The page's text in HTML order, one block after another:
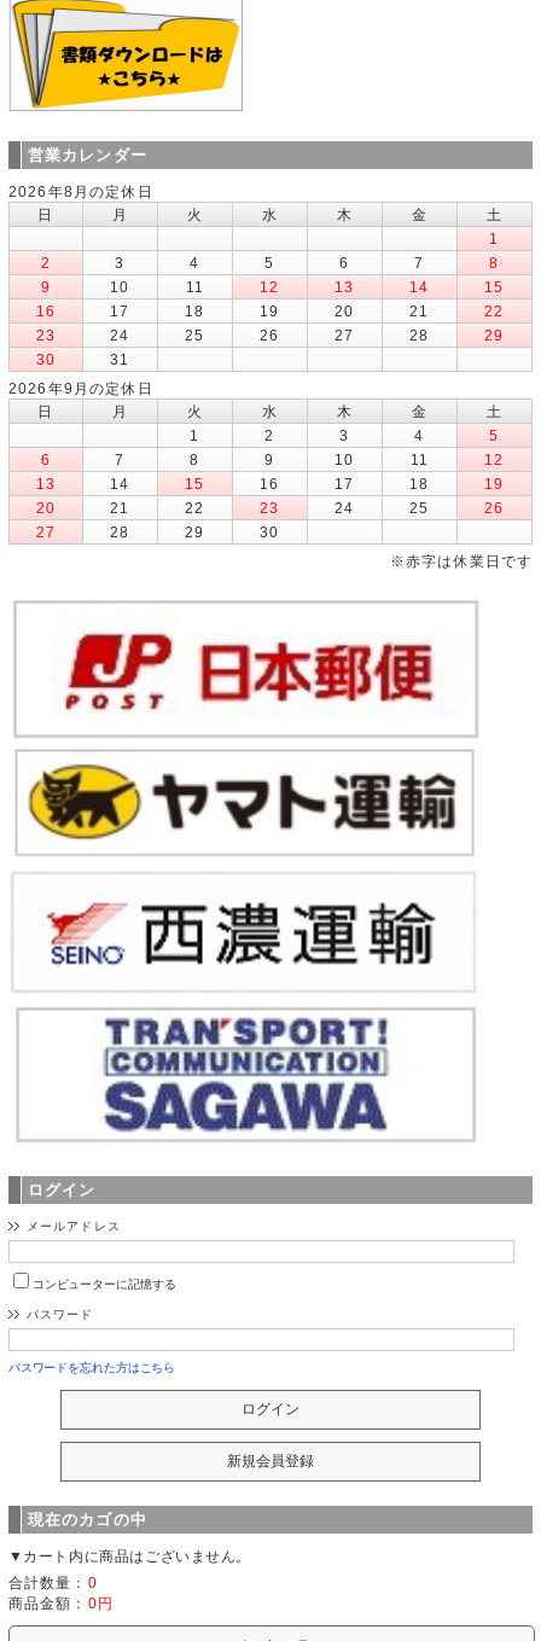
営業カレンダー
2026年8月の定休日
日
月 火 水 木 金
土
1
2
3 4 5 6 7
8
9
10 11 12 13 14
15
16
17 18 19 20 21
22
23
24 25 26 27 28
29
30
31
2026年9月の定休日
日
月 火 水 木 金
土
1
2 3 4
5
6
7 8 9 10 11
12
13
14 15 16 17 18
19
20
21 22 23 24 25
26
27
28 29
30
※赤字は休業日です
ログイン
メールアドレス
コンピューターに記憶する
パスワード
パスワードを忘れた方はこちら
現在のカゴの中
▼カート内に商品はございません。
合計数量： 0
商品金額： 0円